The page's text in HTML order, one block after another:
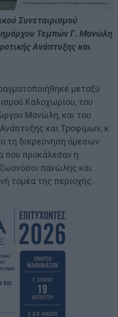
Συνεταιρισμού
Τεμπών Γ. Μανώλη
Ανάπτυξης και
μεταξύ
Καλοχωρίου, του
Μανώλη, και του
και Τροφίμων, κ.
τη διερεύνηση άμεσων
που προκάλεσαν η
ζωονόσοι πανώλης και
τομέα της περιοχής.